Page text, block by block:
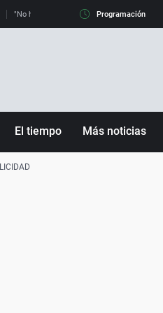
"No hay mafias, que no nos engañen":
Programación
El tiempo Más noticias